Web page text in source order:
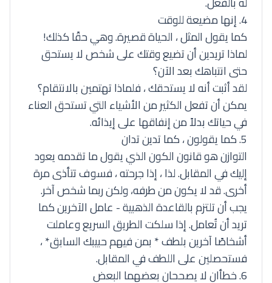
4. إنها مضيعة للوقت
كما يقول المثل ، الحياة قصيرة. وهي حقًا كذلك!
لماذا تريدين أن تضيع وقتك على شخص لا يستحق
حتى انتباهك بعد الآن؟
لقد أثبت أنه لا يستحقك ، فلماذا تهتمين بالانتقام؟
يمكن أن تفعل الكثير من الأشياء التي تستحق العناء
في حياتك بدلاً من إنفاقها على إيذائه.
5. كما يقولون ، كما تدين تدان
التوازن هو قانون الكون الذي يقول ما تقدمه يعود
إليك في المقابل. لذا ، إذا جرحته ، فسوف تتأذى مرة
أخرى. قد لا يكون من طرفه، ولكن ربما شخص آخر.
يجب أن تلتزم بالقاعدة الذهبية - عامل الآخرين كما
تريد أن تُعامل. إذا سلكت الطريق السريع وعاملت
أشخاصًا آخرين بلطف * بمن فيهم حبيبك السابق* ،
فستحصلين على اللطف في المقابل.
6. خطأان لا يصححان بعضهما البعض